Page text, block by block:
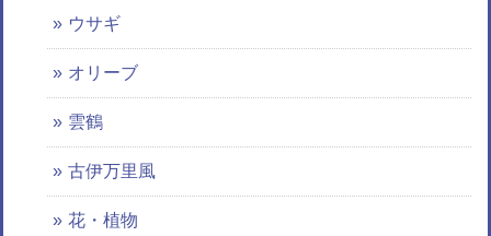
ウサギ
オリーブ
雲鶴
古伊万里風
花・植物